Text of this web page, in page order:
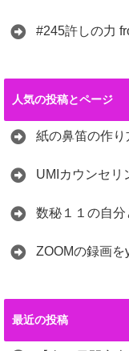
#245許しの力
人気の投稿とページ
紙の鼻笛の作り
UMIカウンセリ
数秘１１の自
ZOOMの録画
最近の投稿